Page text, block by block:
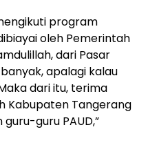
program
oleh Pemerintah
dari Pasar
apalagi kalau
dari itu, terima
Kabupaten Tangerang
guru PAUD,”